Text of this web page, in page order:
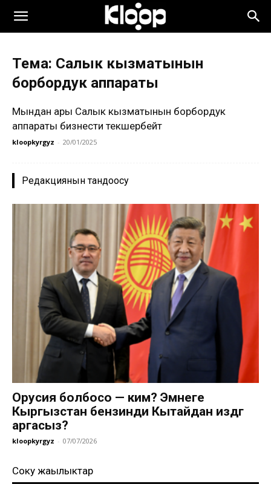
Тема: Салык кызматынын
борбордук аппараты
Мындан ары Салык кызматынын борбордук
аппараты бизнести текшербейт
kloopkyrgyz - 20/01/2025
Редакциянын тандоосу
Орусия болбосо — ким? Эмнеге
Кыргызстан бензинди Кытайдан издөөгө
аргасыз?
kloopkyrgyz - 07/07/2026
Соңку жаңылыктар